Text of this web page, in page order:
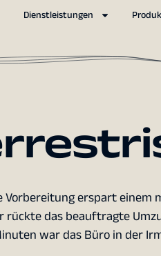
Dienstleistungen
Vorbereitung erspart einem
rückte das beauftragte
war das Büro in der